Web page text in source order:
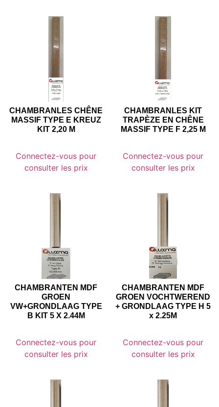
CHAMBRANLES CHÊNE
MASSIF TYPE E KREUZ
KIT 2,20 M
Connectez-vous pour
consulter les prix
CHAMBRANLES KIT
TRAPÈZE EN CHÊNE
MASSIF TYPE F 2,25 M
Connectez-vous pour
consulter les prix
CHAMBRANTEN MDF
GROEN
VW+GRONDLAAG TYPE
B KIT 5 X 2.44M
Connectez-vous pour
consulter les prix
CHAMBRANTEN MDF
GROEN VOCHTWEREND
+ GRONDLAAG TYPE H 5
x 2.25M
Connectez-vous pour
consulter les prix